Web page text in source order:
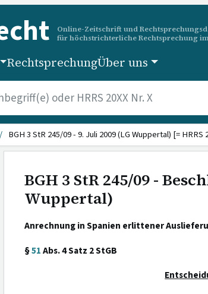
Online-Zeitschrift und
für höchstrichterliche Rechtsprechung
RechtsprechungÜber uns
BGH 3 StR 245/09 - 9. Juli 2009 (LG Wuppertal) [= HRRS
BGH 3 StR 245/09 -
Wuppertal)
Anrechnung in Spanien erlittener
§51Abs. 4 Satz 2 StGB